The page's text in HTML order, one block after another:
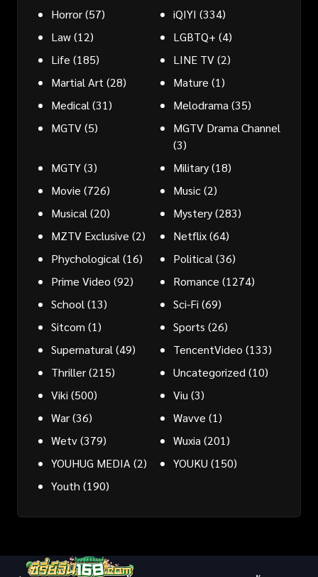
Horror(57) iQIYI (334)
Law(12) LGBTQ+ (4)
Life (185) LINE TV(2)
Martial Art (28) Mature (1)
Medical (31) Melodrama (35)
MGTV(5)
MGTV Drama Channel
(3)
MGTY(3) Military(18)
Movie (726) Music(2)
Musical (20) Mystery(283)
MZTV Exclusive (2) Netflix(64)
Phychological (16) Political (36)
Prime Video (92) Romance (1274)
School (13) Sci-Fi (69)
Sitcom (1) Sports (26)
Supernatural (49) TencentVideo (133)
Thriller(215) Uncategorized (10)
Viki (500) Viu (3)
War(36) Wavve (1)
Wetv(379) Wuxia (201)
YOUHUG MEDIA (2) YOUKU (150)
Youth (190)